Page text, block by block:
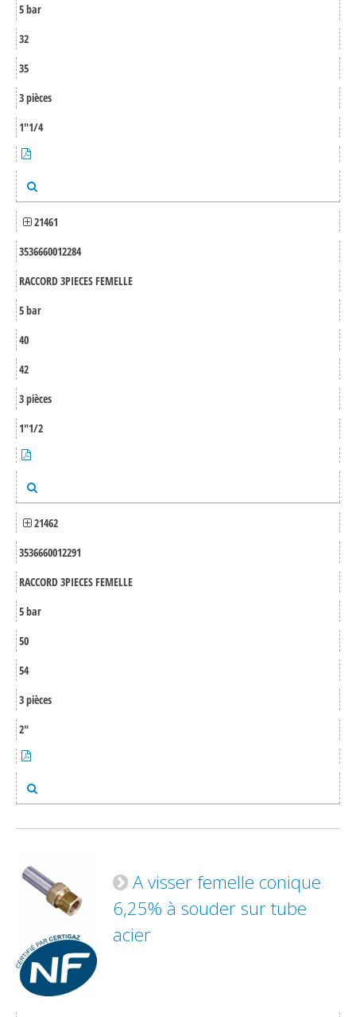
5 bar
32
35
3 pièces
1"1/4
21461
3536660012284
RACCORD 3PIECES FEMELLE
5 bar
40
42
3 pièces
1"1/2
21462
3536660012291
RACCORD 3PIECES FEMELLE
5 bar
50
54
3 pièces
2"
A visser femelle conique
6,25% à souder sur tube
acier